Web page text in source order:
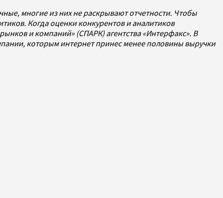
многие из них не раскрывают отчетности. Чтобы
Когда оценки конкурентов и аналитиков
и компаний» (СПАРК) агентства «Интерфакс». В
которым интернет принес менее половины выручки